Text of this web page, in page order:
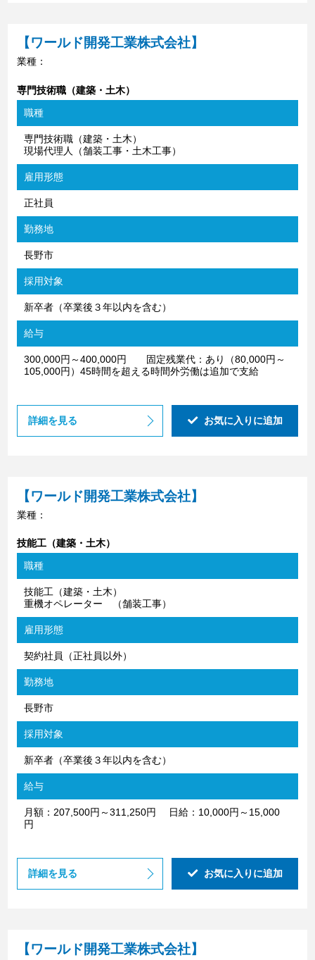
【ワールド開発工業株式会社】
業種：
専門技術職（建築・土木）
職種
専門技術職（建築・土木）
現場代理人（舗装工事・土木工事）
雇用形態
正社員
勤務地
長野市
採用対象
新卒者（卒業後３年以内を含む）
給与
300,000円～400,000円 固定残業代：あり（80,000円～
105,000円）45時間を超える時間外労働は追加で支給
詳細を見る お気に入りに追加
【ワールド開発工業株式会社】
業種：
技能工（建築・土木）
職種
技能工（建築・土木）
重機オペレーター （舗装工事）
雇用形態
契約社員（正社員以外）
勤務地
長野市
採用対象
新卒者（卒業後３年以内を含む）
給与
月額：207,500円～311,250円 日給：10,000円～15,000
円
詳細を見る お気に入りに追加
【ワールド開発工業株式会社】